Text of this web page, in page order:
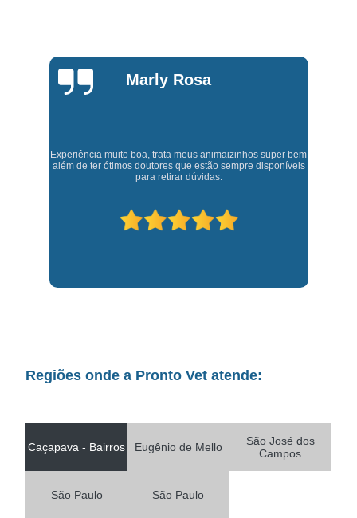
Marly Rosa
Experiência muito boa, trata meus animaizinhos super bem
além de ter ótimos doutores que estão sempre disponíveis
para retirar dúvidas.
Regiões onde a Pronto Vet atende:
Caçapava - Bairros Eugênio de Mello
São José dos
Campos
São Paulo São Paulo